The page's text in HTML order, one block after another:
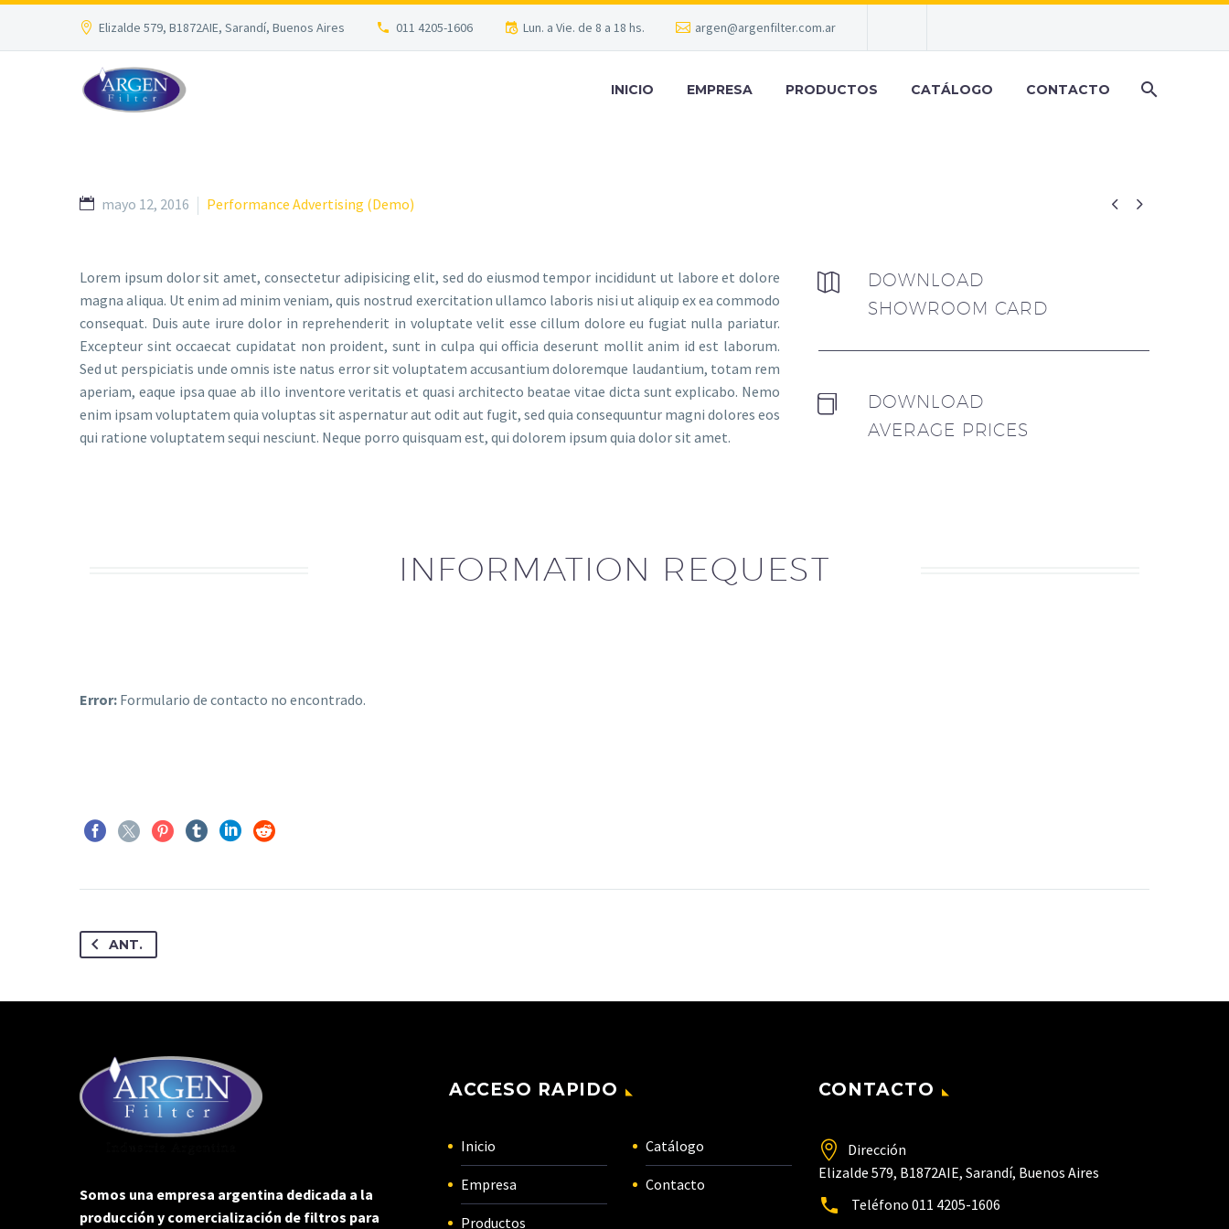
Elizalde 579, B1872AIE, Sarandí, Buenos Aires 011 4205-1606 Lun. a Vie. de 8 a 18 hs. argen@argenfilter.com.ar
INICIO EMPRESA PRODUCTOS CATÁLOGO CONTACTO
 
mayo 12, 2016 Performance Advertising (Demo)
Lorem ipsum dolor sit amet, consectetur adipisicing elit, sed do eiusmod tempor incididunt ut labore et dolore
magna aliqua. Ut enim ad minim veniam, quis nostrud exercitation ullamco laboris nisi ut aliquip ex ea commodo
consequat. Duis aute irure dolor in reprehenderit in voluptate velit esse cillum dolore eu fugiat nulla pariatur.
Excepteur sint occaecat cupidatat non proident, sunt in culpa qui officia deserunt mollit anim id est laborum.
Sed ut perspiciatis unde omnis iste natus error sit voluptatem accusantium doloremque laudantium, totam rem
aperiam, eaque ipsa quae ab illo inventore veritatis et quasi architecto beatae vitae dicta sunt explicabo. Nemo
enim ipsam voluptatem quia voluptas sit aspernatur aut odit aut fugit, sed quia consequuntur magni dolores eos
qui ratione voluptatem sequi nesciunt. Neque porro quisquam est, qui dolorem ipsum quia dolor sit amet.


DOWNLOAD
SHOWROOM CARD


DOWNLOAD
AVERAGE PRICES
INFORMATION REQUEST
Error: Formulario de contacto no encontrado.
ANT.
Somos una empresa argentina dedicada a la
producción y comercialización de filtros para
ACCESO RAPIDO
Inicio
Empresa
Productos
Catálogo
Contacto
CONTACTO
Dirección
Elizalde 579, B1872AIE, Sarandí, Buenos Aires
Teléfono 011 4205-1606